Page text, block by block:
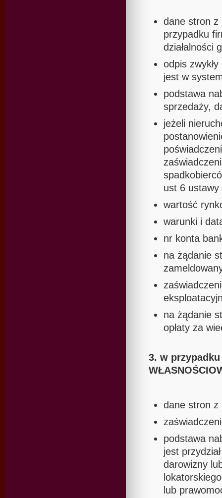
dane stron z
przypadku
działalności
odpis
jest w
podstawa
sprzedaży,
jeżeli
ust 6
wartość
warunki i
nr konta
na żądanie
na żądanie
opłaty za
3. w przypadku
dane stron z
podstawa
jest
darowizny
lub